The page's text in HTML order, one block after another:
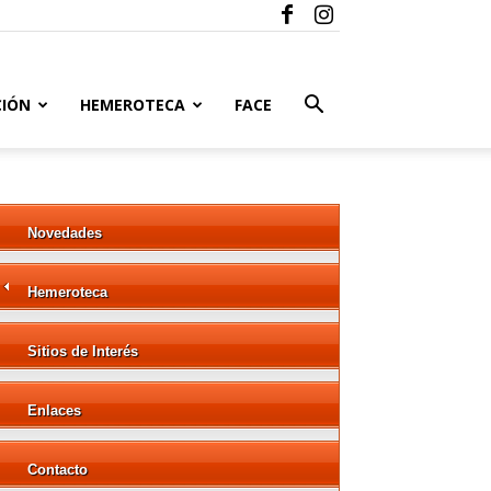
HEMEROTECA FACE
Novedades
Hemeroteca
Sitios de Interés
Enlaces
Contacto